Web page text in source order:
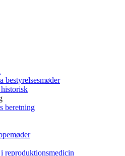
bestyrelsesmøder
beretning
reproduktionsmedicin